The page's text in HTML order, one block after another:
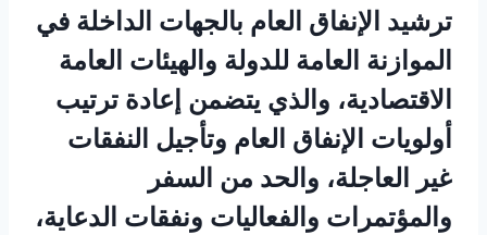
ترشيد الإنفاق العام بالجهات الداخلة في
الموازنة العامة للدولة والهيئات العامة
الاقتصادية، والذي يتضمن إعادة ترتيب
أولويات الإنفاق العام وتأجيل النفقات
غير العاجلة، والحد من السفر
والمؤتمرات والفعاليات ونفقات الدعاية،